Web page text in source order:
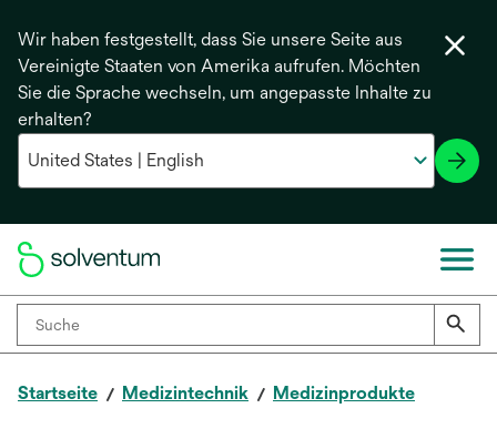
Wir haben festgestellt, dass Sie unsere Seite aus
Vereinigte Staaten von Amerika aufrufen. Möchten
Sie die Sprache wechseln, um angepasste Inhalte zu
erhalten?
Startseite Medizintechnik Medizinprodukte